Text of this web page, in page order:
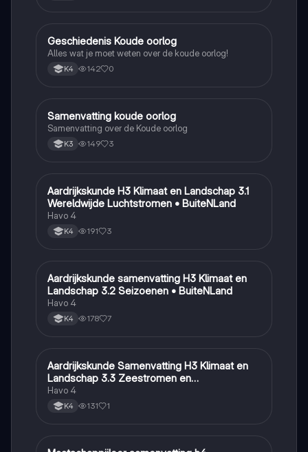
Geschiedenis
Geschiedenis Koude oorlog
Alles wat je moet weten over de koude oorlog!
K4 142 0
Geschiedenis
Samenvatting koude oorlog
Samenvatting over de Koude oorlog
K3 149 3
Aardrijkskunde
Aardrijkskunde H3 Klimaat en Landschap 3.1
Wereldwijde Luchtstromen • BuiteNLand
Havo 4
K4 191 3
Aardrijkskunde
Aardrijkskunde samenvatting H3 Klimaat en
Landschap 3.2 Seizoenen • BuiteNLand
Havo 4
K4 178 7
Aardrijkskunde
Aardrijkskunde Samenvatting H3 Klimaat en
Landschap 3.3 Zeestromen en
Klimaatgebieden • BuiteNLand
Havo 4
K4 131 1